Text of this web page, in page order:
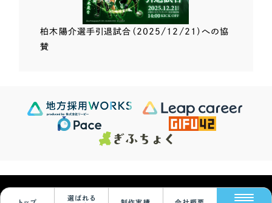
選ばれる
624 この条件で検索する
柏木陽介選手引退試合（2025/12/21）への協
賛